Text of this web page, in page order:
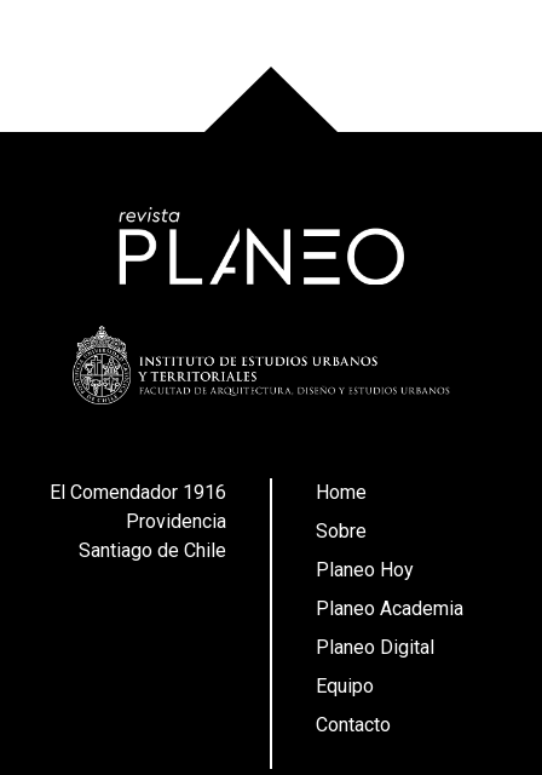
El Comendador 1916
Providencia
Santiago de Chile
Home
Sobre
Planeo Hoy
Planeo Academia
Planeo Digital
Equipo
Contacto